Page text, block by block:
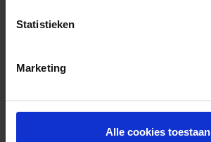
Statistieken
Marketing
Alle cookies toestaan